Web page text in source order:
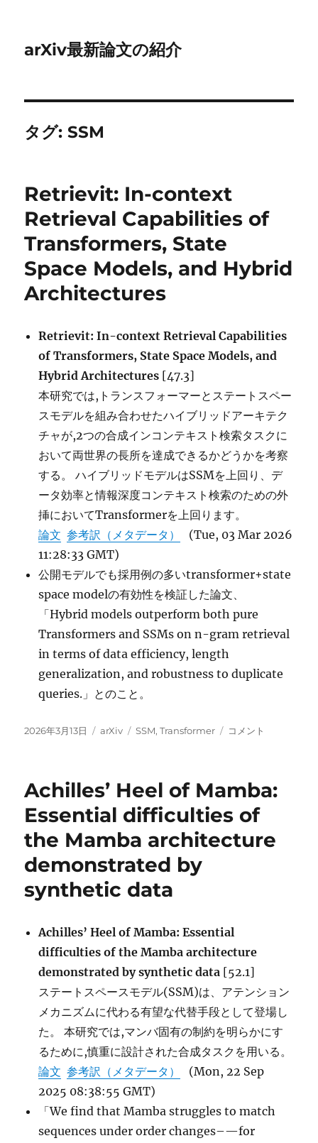
arXiv最新論文の紹介
タグ:SSM
Retrievit: In-context
Retrieval Capabilities of
Transformers, State
Space Models, and Hybrid
Architectures
Retrievit: In-context Retrieval Capabilities
of Transformers, State Space Models, and
Hybrid Architectures [47.3]
本研究では,トランスフォーマーとステートスペー
スモデルを組み合わせたハイブリッドアーキテク
チャが,2つの合成インコンテキスト検索タスクに
おいて両世界の長所を達成できるかどうかを考察
する。 ハイブリッドモデルはSSMを上回り、デ
ータ効率と情報深度コンテキスト検索のための外
挿においてTransformerを上回ります。
論文 参考訳（メタデータ）
(Tue, 03 Mar 2026
11:28:33 GMT)
公開モデルでも採用例の多いtransformer+state
space modelの有効性を検証した論文、
「Hybrid models outperform both pure
Transformers and SSMs on n-gram retrieval
in terms of data efficiency, length
generalization, and robustness to duplicate
queries.」とのこと。
投
2026年3月13日
カ
ー
arXiv
タ
SSM,Transformer
Retrievit:
Capabilities
Transformers,
State
Space
コメント
Achilles’ Heel of Mamba:
Essential difficulties of
the Mamba architecture
demonstrated by
synthetic data
Achilles’ Heel of Mamba: Essential
difficulties of the Mamba architecture
demonstrated by synthetic data [52.1]
ステートスペースモデル(SSM)は、アテンション
メカニズムに代わる有望な代替手段として登場し
た。 本研究では,マンバ固有の制約を明らかにす
るために,慎重に設計された合成タスクを用いる。
論文 参考訳（メタデータ）
(Mon, 22 Sep
2025 08:38:55 GMT)
「We find that Mamba struggles to match
sequences under order changes–—for